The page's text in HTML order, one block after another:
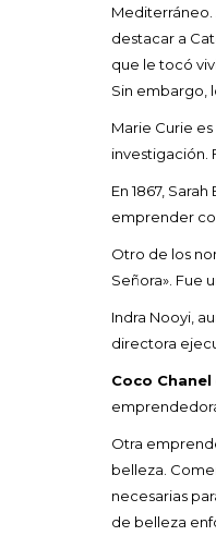
Mediterráneo.
destacar a
que le tocó
Sin embargo,
Marie Curie
investigación.
En 1867,
emprender
Otro de los
Señora». Fue
Indra Nooyi,
directora
Coco Chanel
Otra
belleza.
necesarias
de belleza